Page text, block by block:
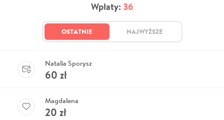
Wpłaty: 36
OSTATNIE NAJWYŻSZE
Natalia Sporysz
60 zł
Magdalena
20 zł